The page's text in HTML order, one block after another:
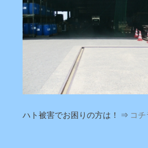
ハト被害でお困りの方は！ ⇒ コチ